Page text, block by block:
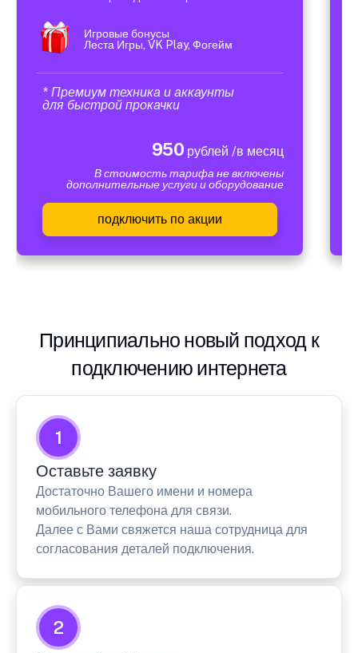
Игровые бонусы
Леста Игры, VK Play, Фогейм
* Премиум техника и аккаунты
для быстрой прокачки
950 рублей /в месяц
В стоимость тарифа не включены
дополнительные услуги и оборудование
подключить по акции
Принципиально новый подход к
подключению интернета
1
Оставьте заявку
Достаточно Вашего имени и номера
мобильного телефона для связи.
Далее с Вами свяжется наша сотрудница для
согласования деталей подключения.
2